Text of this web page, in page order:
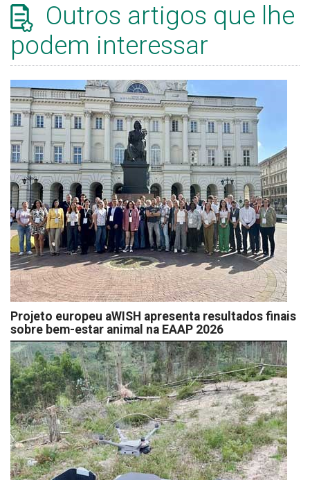
Outros artigos que lhe
podem interessar
Projeto europeu aWISH apresenta resultados finais
sobre bem-estar animal na EAAP 2026